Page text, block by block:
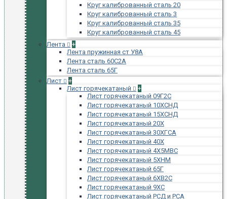
Круг калиброванный сталь 20
Круг калиброванный сталь 3
Круг калиброванный сталь 35
Круг калиброванный сталь 45
Лента
+
Лента пружинная ст У8А
Лента сталь 60С2А
Лента сталь 65Г
Лист
+
Лист горячекатаный
+
Лист горячекатаный 09Г2С
Лист горячекатаный 10ХСНД
Лист горячекатаный 15ХСНД
Лист горячекатаный 20Х
Лист горячекатаный 30ХГСА
Лист горячекатаный 40Х
Лист горячекатаный 4Х5МВС
Лист горячекатаный 5ХНМ
Лист горячекатаный 65Г
Лист горячекатаный 6ХВ2С
Лист горячекатаный 9ХС
Лист горячекатаный РСД и РСА